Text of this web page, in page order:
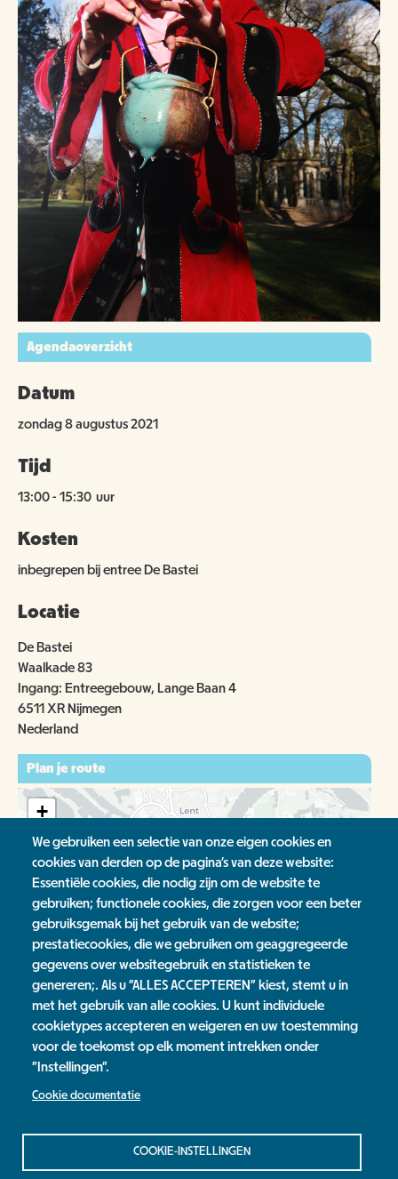
We gebruiken een selectie van onze eigen cookies en
cookies van derden op de pagina's van deze website:
Essentiële cookies, die nodig zijn om de website te
gebruiken; functionele cookies, die zorgen voor een beter
gebruiksgemak bij het gebruik van de website;
prestatiecookies, die we gebruiken om geaggregeerde
gegevens over websitegebruik en statistieken te
genereren;. Als u "ALLES ACCEPTEREN" kiest, stemt u in
met het gebruik van alle cookies. U kunt individuele
cookietypes accepteren en weigeren en uw toestemming
voor de toekomst op elk moment intrekken onder
"Instellingen".
Cookie documentatie
COOKIE-INSTELLINGEN
Agendaoverzicht
Datum
zondag 8 augustus 2021
Tijd
13:00- 15:30 uur
Kosten
inbegrepen bij entree De Bastei
Locatie
De Bastei
Waalkade 83
Ingang: Entreegebouw, Lange Baan 4
6511 XR Nijmegen
Nederland
Plan je route
+
-
Leaflet | © OpenStreetMap contributors, ©
Tags
kids zomervakantie
Jaarverslag
Colofon